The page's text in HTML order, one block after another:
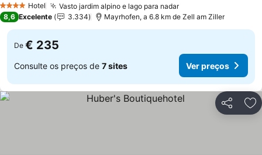
4 EstrelasHotel Vasto jardim alpino e lago para nadarVer preços
8,6 Excelente 3.334 Mayrhofen, a 6.8 km de Zell am Ziller
De € 235
Consulte os preços de 7 sites Ver preços
Partilhar